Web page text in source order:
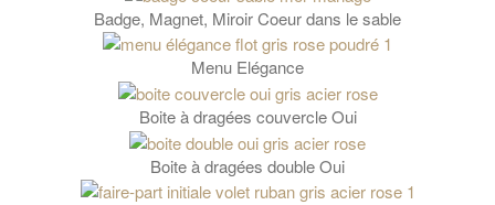
Badge, Magnet, Miroir Coeur dans le sable
Menu Elégance
Boite à dragées couvercle Oui
Boite à dragées double Oui